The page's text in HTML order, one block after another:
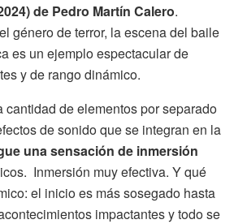
de Pedro Martín Calero.
género de terror, la escena del baile
es un ejemplo espectacular de
y de rango dinámico.
cantidad de elementos por separado
de sonido que se integran en la
una sensación de inmersión
Inmersión muy efectiva. Y qué
el inicio es más sosegado hasta
impactantes y todo se